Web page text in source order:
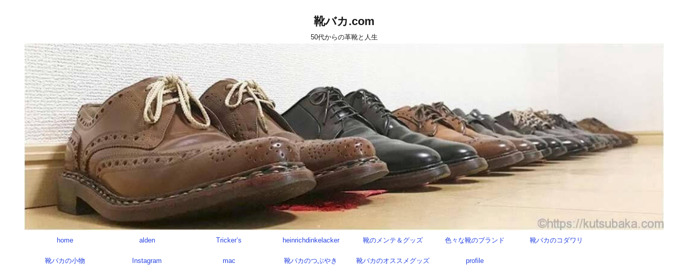
靴バカ.com
50代からの革靴と人生
home alden Tricker’s heinrichdinkelacker 靴のメンテ＆グッズ 色々な靴のブランド 靴バカのコダワリ
靴バカの小物 Instagram mac 靴バカのつぶやき 靴バカのオススメグッズ profile